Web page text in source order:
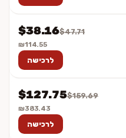
$47.71
$38.16
₪114.55
לרכישה
$159.69
$127.75
₪383.43
לרכישה